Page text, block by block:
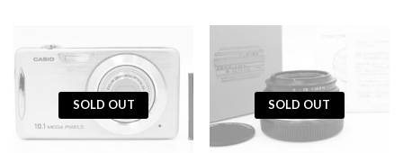
SOLD OUT SOLD OUT